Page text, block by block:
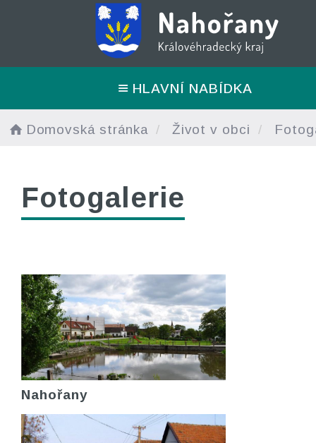
HLAVNÍ NABÍDKA
Domovská stránka Život v obci
Fotogalerie
Nahořany